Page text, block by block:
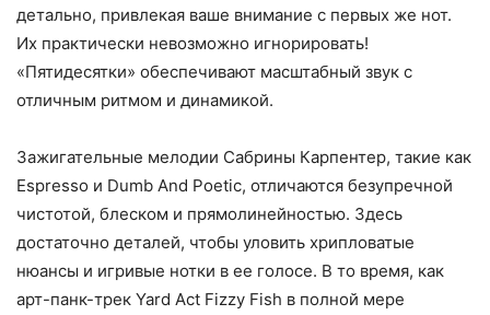
детально, привлекая ваше внимание с первых же нот.
Их практически невозможно игнорировать!
«Пятидесятки» обеспечивают масштабный звук с
отличным ритмом и динамикой.
Зажигательные мелодии Сабрины Карпентер, такие как
Espresso и Dumb And Poetic, отличаются безупречной
чистотой, блеском и прямолинейностью. Здесь
достаточно деталей, чтобы уловить хрипловатые
нюансы и игривые нотки в ее голосе. В то время, как
арт-панк-трек Yard Act Fizzy Fish в полной мере